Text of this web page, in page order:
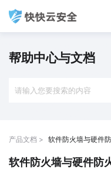
帮助中心与文档
产品文档 > 软件防火墙与硬件
软件防火墙与硬件防